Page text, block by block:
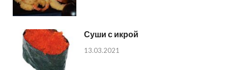
Суши с икрой
13.03.2021